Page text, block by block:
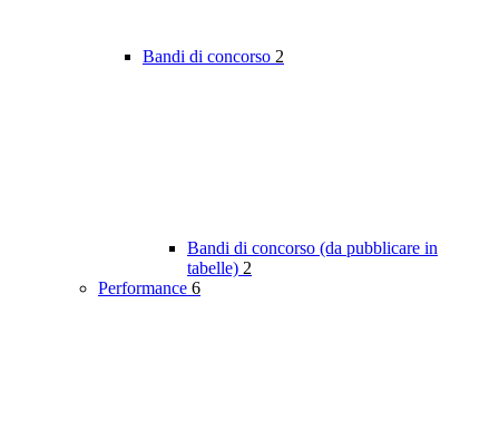
Bandi di concorso 2
Bandi di concorso (da pubblicare in
tabelle) 2
Performance 6